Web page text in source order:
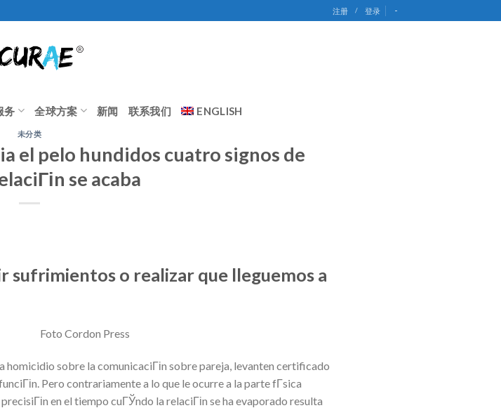
注册 / 登录 -
务 全球方案 新闻 联系我们 ENGLISH
未分类
el pelo hundidos cuatro signos de
se acaba
o realizar que lleguemos a
Foto Cordon Press
homicidio sobre la comunicaciГіn sobre pareja, levanten certificado
Pero contrariamente a lo que le ocurre a la parte fГ­sica
en el tiempo cuГЎndo la relaciГіn se ha evaporado resulta